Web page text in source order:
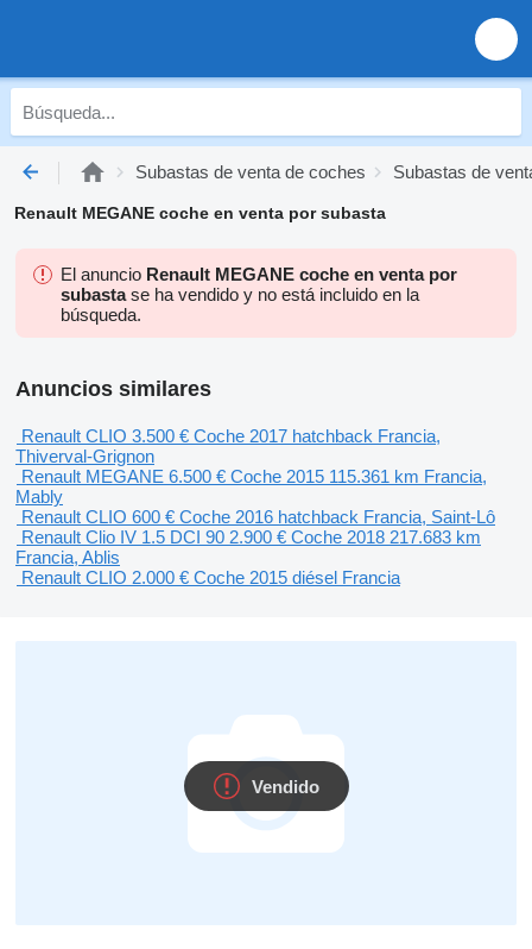
Subastas de venta de coches Subastas de
Renault MEGANE coche en venta por subasta
El anuncio Renault MEGANE coche en venta por
subastase ha vendido y no está incluido en la
búsqueda.
Anuncios similares
Renault CLIO 3.500 € Coche 2017 hatchback Francia,
Thiverval-Grignon
Renault MEGANE 6.500 € Coche 2015 115.361 km Francia,
Mably
Renault CLIO 600 € Coche 2016 hatchback Francia, Saint-Lô
Renault Clio IV 1.5 DCI 90 2.900 € Coche 2018 217.683 km
Francia, Ablis
Renault CLIO 2.000 € Coche 2015 diésel Francia
Vendido